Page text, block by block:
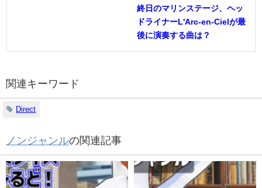
終日のマリンステージ、ヘッ
ドライナーL'Arc-en-Cielが最
後に演奏する曲は？
関連キーワード
Direct
ノンジャンルの関連記事